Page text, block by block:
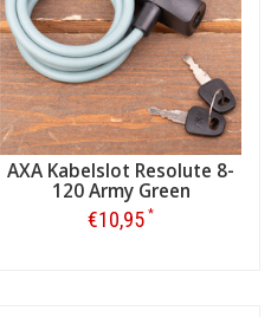
AXA Kabelslot Resolute 8-
120 Army Green
€10,95 *